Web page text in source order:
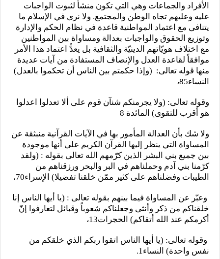
الأفراد والجماعات وهي التي تكون منشأً لثبوت الواجبات
عليه وعليهم تجاه الوطن والمجتمع. ولا نرى في الإسلام ما
يتنافى مع اعتماد المواطنية قاعدة في نظام الحكم والإدارة
وتوزيع الحقوق والواجبات بعدالة ومساواة بين المواطنين
مع اختلاف هويّاتهم الدينيّة والثقافية بل يعدُّ اعتماد هذا الأمر
موافقاً لقاعدة العدل والإنصاف المستفادة من آيات عديدة
منها قوله تعالى: (وإذا حكمتم بين الناس أن تحكموا بالعدل)
النساء85،
وقوله تعالى: (ولا يجرمنكم شنآن قوم على ألا تعدلوا اعدلوا
هو أقرب للتقوى) المائدة 8
ولا شك بأن العدالة المأمور بها في الآيات القرآنية منبثقة عن
المساواة التي ينظر إليها القرآن الكريم على أنها موجودة
بين جميع بني البشر الذين كرّمهم الله تعالى بقوله : (ولقد
كرّمنا بني آدم وحملناهم في البر والبحر ورزقناهم من
الطيبات وفضلناهم على كثير ممّن خلقنا تفضيلا) الإسراء70،
وعبّر عن المساواة فيما بينهم بقوله تعالى : (يا أيها الناس إنا
خلقناكم من ذكر وأنثى وجعلناكم شعوباً وقبائل لتعارفوا إنّ
أكرمكم عند الله أتقاكم) الحجرات13،
وقوله تعالى: (يا أيها الناس اتقوا ربكم الذي خلقكم من
نفس واحدة) النساء1.